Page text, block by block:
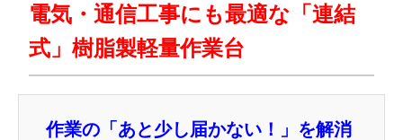
電気・通信工事にも最適な「連結
式」樹脂製軽量作業台
作業の「あと少し届かない！」を解消